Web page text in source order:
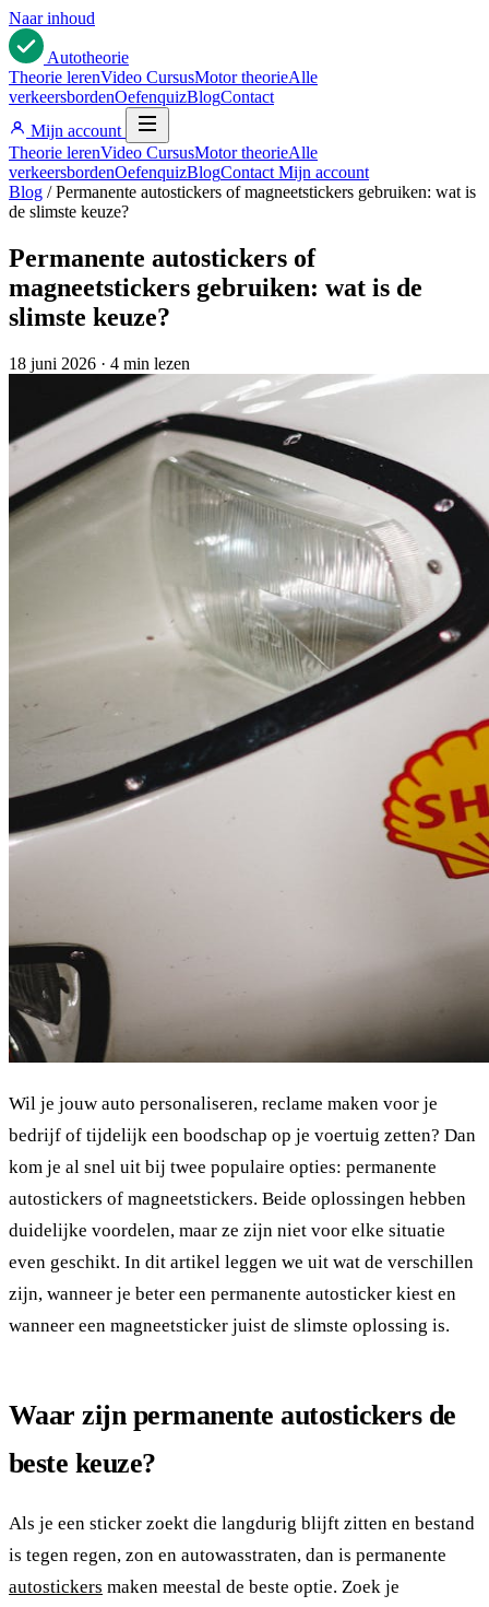
Naar inhoud
Autotheorie
Theorie lerenVideo CursusMotor theorieAlle
verkeersbordenOefenquizBlogContact
Mijn account
Theorie lerenVideo CursusMotor theorieAlle
verkeersbordenOefenquizBlogContact Mijn account
Blog / Permanente autostickers of magneetstickers gebruiken: wat is
de slimste keuze?
Permanente autostickers of
magneetstickers gebruiken: wat is de
slimste keuze?
18 juni 2026 · 4 min lezen
Wil je jouw auto personaliseren, reclame maken voor je
bedrijf of tijdelijk een boodschap op je voertuig zetten? Dan
kom je al snel uit bij twee populaire opties: permanente
autostickers of magneetstickers. Beide oplossingen hebben
duidelijke voordelen, maar ze zijn niet voor elke situatie
even geschikt. In dit artikel leggen we uit wat de verschillen
zijn, wanneer je beter een permanente autosticker kiest en
wanneer een magneetsticker juist de slimste oplossing is.
Waar zijn permanente autostickers de
beste keuze?
Als je een sticker zoekt die langdurig blijft zitten en bestand
is tegen regen, zon en autowasstraten, dan is permanente
autostickers maken meestal de beste optie. Zoek je